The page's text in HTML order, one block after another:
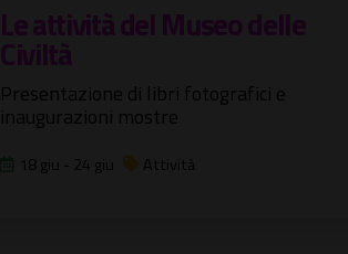
Le attività del Museo delle
Civiltà
Presentazione di libri fotografici e
inaugurazioni mostre
18 giu - 24 giu Attività